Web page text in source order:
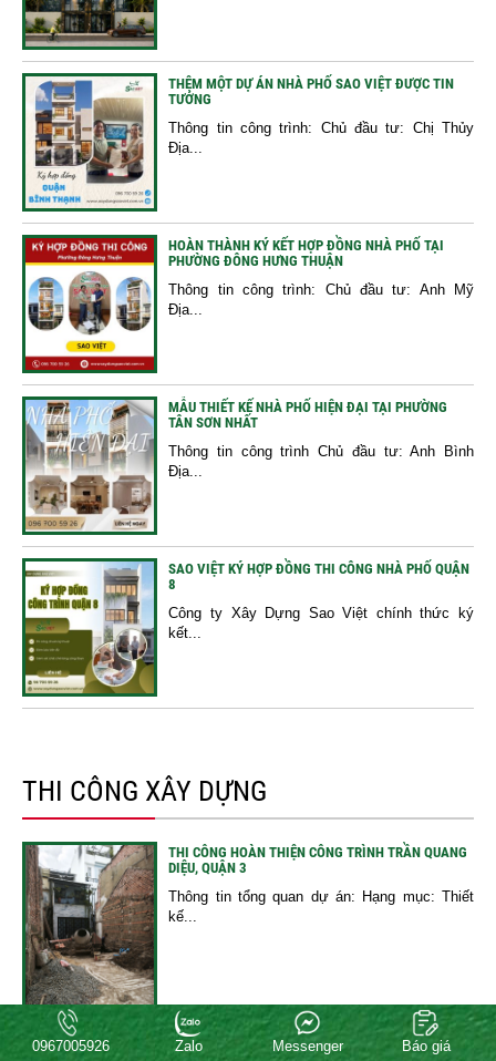
THÊM MỘT DỰ ÁN NHÀ PHỐ SAO VIỆT ĐƯỢC TIN
TƯỞNG
Thông tin công trình: Chủ đầu tư: Chị Thủy
Địa...
HOÀN THÀNH KÝ KẾT HỢP ĐỒNG NHÀ PHỐ TẠI
PHƯỜNG ĐÔNG HƯNG THUẬN
Thông tin công trình: Chủ đầu tư: Anh Mỹ
Địa...
MẪU THIẾT KẾ NHÀ PHỐ HIỆN ĐẠI TẠI PHƯỜNG
TÂN SƠN NHẤT
Thông tin công trình Chủ đầu tư: Anh Bình
Địa...
SAO VIỆT KÝ HỢP ĐỒNG THI CÔNG NHÀ PHỐ QUẬN
8
Công ty Xây Dựng Sao Việt chính thức ký
kết...
THI CÔNG XÂY DỰNG
THI CÔNG HOÀN THIỆN CÔNG TRÌNH TRẦN QUANG
DIỆU, QUẬN 3
Thông tin tổng quan dự án: Hạng mục: Thiết
kế...
CẬP NHẬT TIẾN ĐỘ THI CÔNG MÓNG CÔNG TRÌNH
0967005926 Zalo Messenger Báo giá